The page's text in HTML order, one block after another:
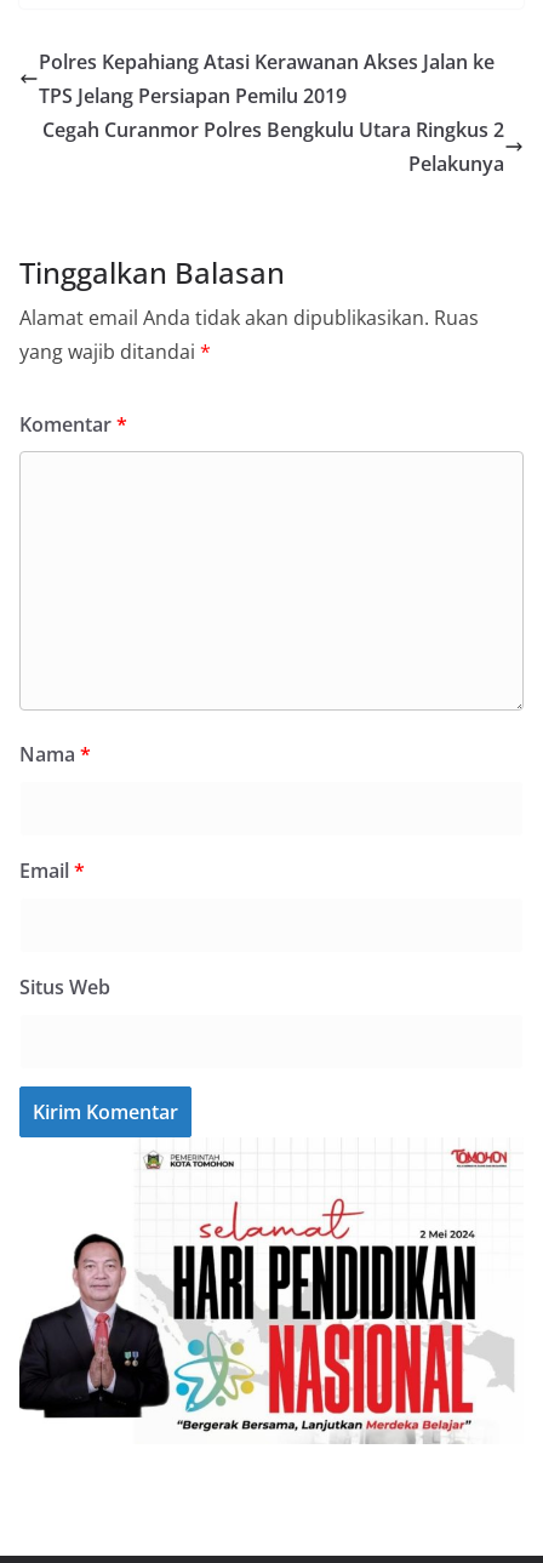
Polres Kepahiang Atasi Kerawanan Akses Jalan ke
TPS Jelang Persiapan Pemilu 2019
Cegah Curanmor Polres Bengkulu Utara Ringkus 2
Pelakunya
Tinggalkan Balasan
Alamat email Anda tidak akan dipublikasikan. Ruas
yang wajib ditandai *
Komentar*
Nama *
Email*
Situs Web